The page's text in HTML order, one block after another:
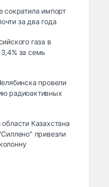
сократила импорт
за два года
газа в
за семь
провели
радиоактивных
Казахстана
привезли